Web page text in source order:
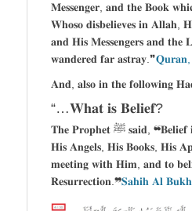
𝐌𝐞𝐬𝐬𝐞𝐧𝐠𝐞𝐫, 𝐚𝐧𝐝 𝐭𝐡𝐞 𝐁𝐨𝐨𝐤
𝐖𝐡𝐨𝐬𝐨 𝐝𝐢𝐬𝐛𝐞𝐥𝐢𝐞𝐯𝐞𝐬 𝐢𝐧 𝐀𝐥𝐥𝐚𝐡,
𝐚𝐧𝐝 𝐇𝐢𝐬 𝐌𝐞𝐬𝐬𝐞𝐧𝐠𝐞𝐫𝐬 𝐚𝐧𝐝 𝐭𝐡𝐞
𝐰𝐚𝐧𝐝𝐞𝐫𝐞𝐝 𝐟𝐚𝐫 𝐚𝐬𝐭𝐫𝐚𝐲.❞𝐐𝐮𝐫𝐚𝐧,
𝐀𝐧𝐝, 𝐚𝐥𝐬𝐨 𝐢𝐧 𝐭𝐡𝐞 𝐟𝐨𝐥𝐥𝐨𝐰𝐢𝐧𝐠
“…𝐖𝐡𝐚𝐭 𝐢𝐬 𝐁𝐞𝐥𝐢𝐞𝐟?
𝐓𝐡𝐞 𝐏𝐫𝐨𝐩𝐡𝐞𝐭 ﷺ 𝐬𝐚𝐢𝐝, ❝𝐁𝐞𝐥𝐢𝐞𝐟 𝐢𝐬 𝐭𝐨 𝐛𝐞𝐥𝐢𝐞𝐯𝐞 𝐢𝐧 𝐀𝐥𝐥𝐚𝐡,
𝐇𝐢𝐬 𝐀𝐧𝐠𝐞𝐥𝐬, 𝐇𝐢𝐬 𝐁𝐨𝐨𝐤𝐬, 𝐇𝐢𝐬
𝐦𝐞𝐞𝐭𝐢𝐧𝐠 𝐰𝐢𝐭𝐡 𝐇𝐢𝐦, 𝐚𝐧𝐝 𝐭𝐨
𝐑𝐞𝐬𝐮𝐫𝐫𝐞𝐜𝐭𝐢𝐨𝐧.❞𝐒𝐚𝐡𝐢𝐡 𝐀𝐥